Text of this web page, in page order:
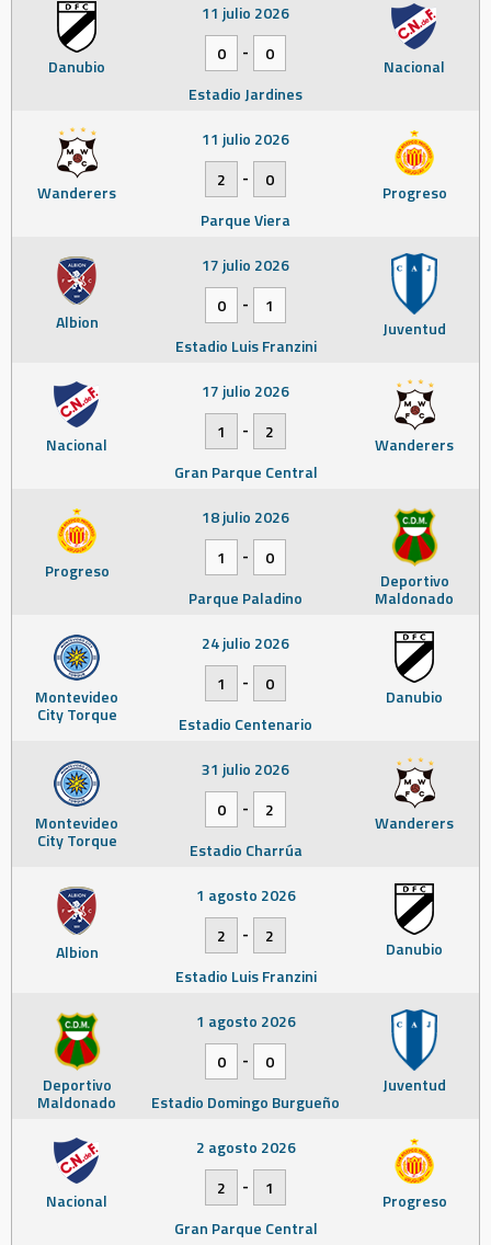
Danubio Nacional
11 julio 2026
0
-
0
Estadio Jardines
Wanderers Progreso
11 julio 2026
2
-
0
Parque Viera
Albion Juventud
17 julio 2026
0
-
1
Estadio Luis Franzini
Nacional Wanderers
17 julio 2026
1
-
2
Gran Parque Central
Progreso Deportivo
Maldonado
18 julio 2026
1
-
0
Parque Paladino
Montevideo
City Torque
Danubio
24 julio 2026
1
-
0
Estadio Centenario
Montevideo
City Torque
Wanderers
31 julio 2026
0
-
2
Estadio Charrúa
Albion Danubio
1 agosto 2026
2
-
2
Estadio Luis Franzini
Deportivo
Maldonado
Juventud
1 agosto 2026
0
-
0
Estadio Domingo Burgueño
Nacional Progreso
2 agosto 2026
2
-
1
Gran Parque Central